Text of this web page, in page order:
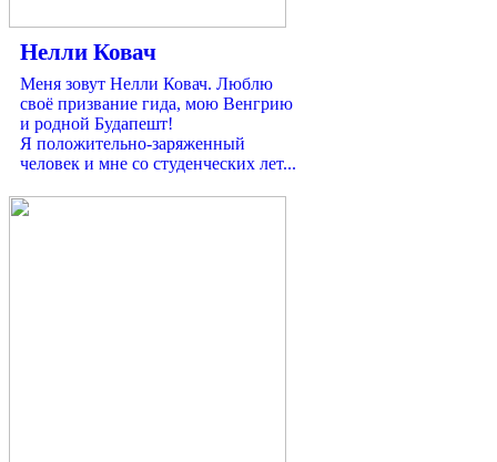
Нелли Ковач
Меня зовут Нелли Ковач. Люблю
своё призвание гида, мою Венгрию
и родной Будапешт!
Я положительно-заряженный
человек и мне со студенческих лет...